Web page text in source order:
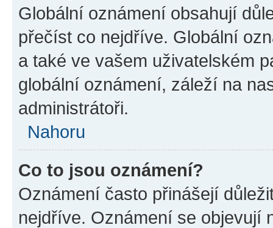
Globální oznámení obsahují
přečíst co nejdříve. Globální
a také ve vašem uživatelském
globální oznámení, záleží na
administrátoři.
Nahoru
Co to jsou oznámení?
Oznámení často přinášejí
nejdříve. Oznámení se objevují